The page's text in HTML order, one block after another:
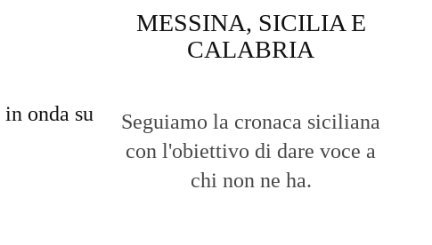
onda su
MESSINA, SICILIA E
CALABRIA
Seguiamo la cronaca siciliana
con l'obiettivo di dare voce a
chi non ne ha.